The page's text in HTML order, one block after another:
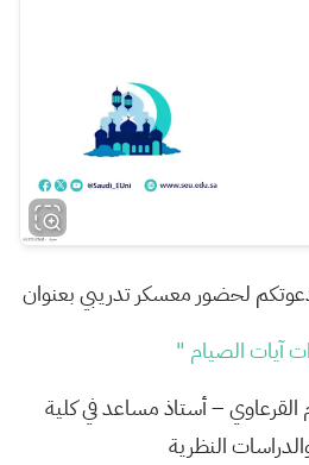
لحضور معسكر تدريبي بعنوان
آيات الصيام "
القرعاوي – أستاذ مساعد في كلية
النظرية